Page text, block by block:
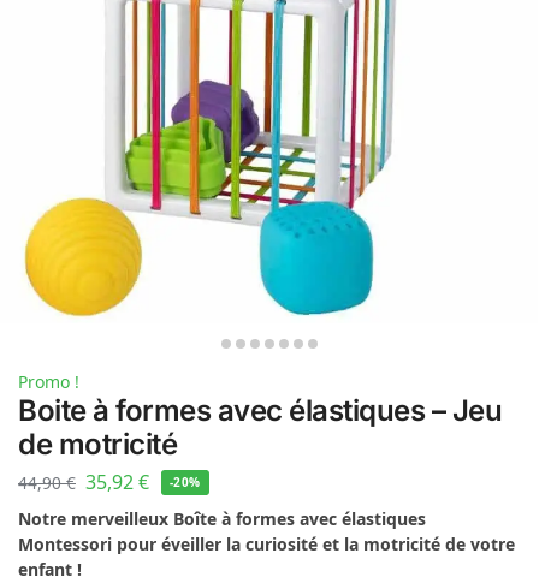
Promo !
Boite à formes avec élastiques – Jeu
de motricité
44,90€ 35,92€ -20%
Notre merveilleux Boîte à formes avec élastiques
Montessori pour éveiller la curiosité et la motricité de votre
enfant !